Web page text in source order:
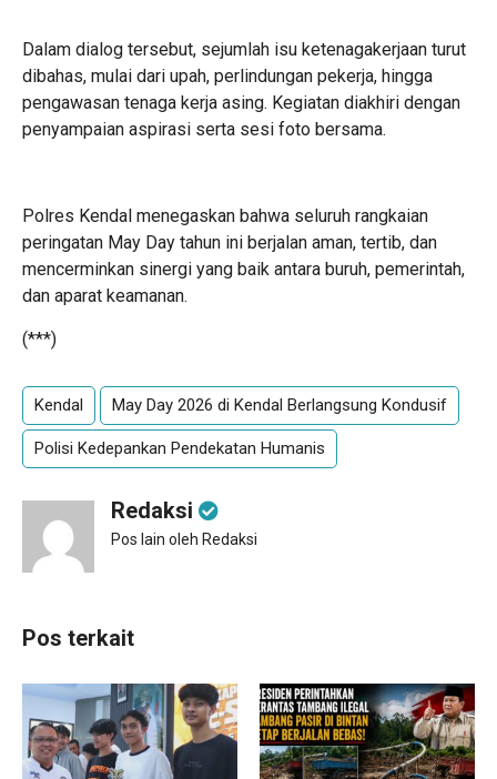
Dalam dialog tersebut, sejumlah isu ketenagakerjaan turut
dibahas, mulai dari upah, perlindungan pekerja, hingga
pengawasan tenaga kerja asing. Kegiatan diakhiri dengan
penyampaian aspirasi serta sesi foto bersama.
Polres Kendal menegaskan bahwa seluruh rangkaian
peringatan May Day tahun ini berjalan aman, tertib, dan
mencerminkan sinergi yang baik antara buruh, pemerintah,
dan aparat keamanan.
(***)
Kendal May Day 2026 di Kendal Berlangsung Kondusif
Polisi Kedepankan Pendekatan Humanis
Redaksi
Pos lain oleh Redaksi
Pos terkait